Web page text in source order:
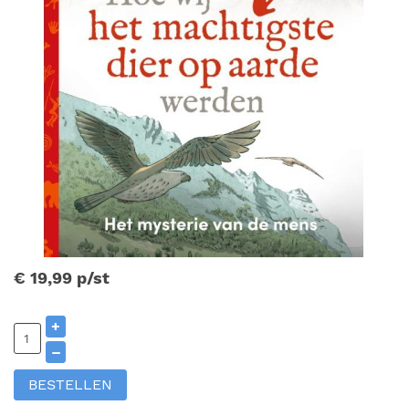
€ 19,99 p/st
+
–
BESTELLEN